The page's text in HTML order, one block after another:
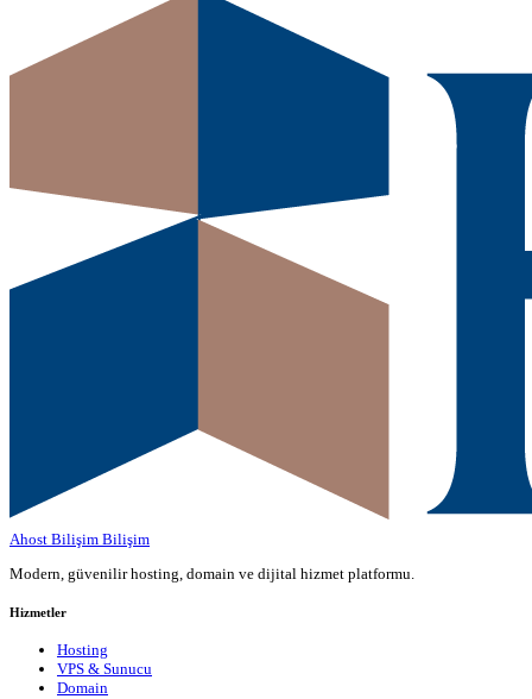
Ahost Bilişim Bilişim
Modern, güvenilir hosting, domain ve dijital hizmet platformu.
Hizmetler
Hosting
VPS & Sunucu
Domain